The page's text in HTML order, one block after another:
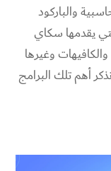
والباركود
يقدمها سكاي
وغيرها
أهم تلك البرامج